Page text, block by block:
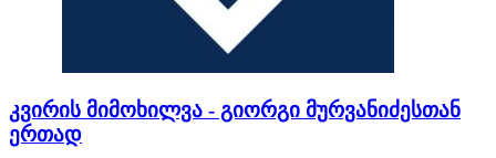
კვირის მიმოხილვა - გიორგი მურვანიძესთან
ერთად